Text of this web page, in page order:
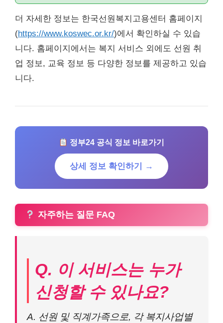
더 자세한 정보는 한국선원복지고용센터 홈페이지
(https://www.koswec.or.kr/)에서 확인하실 수 있습
니다. 홈페이지에서는 복지 서비스 외에도 선원 취
업 정보, 교육 정보 등 다양한 정보를 제공하고 있습
니다.
정부24 공식 정보 바로가기
상세 정보 확인하기 →
자주하는 질문 FAQ
Q. 이 서비스는 누가
신청할 수 있나요?
A. 선원 및 직계가족으로, 각 복지사업별